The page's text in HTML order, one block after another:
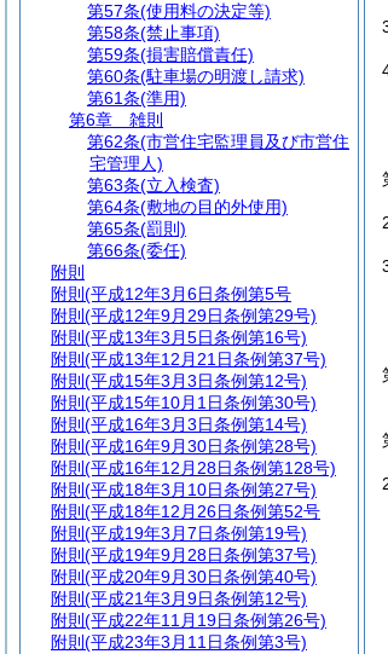
第57条(使用料の決定等)
第58条(禁止事項)
第59条(損害賠償責任)
第60条(駐車場の明渡し請求)
第61条(準用)
第6章
雑則
第62条(市営住宅監理員及び市営住
宅管理人)
第63条(立入検査)
第64条(敷地の目的外使用)
第65条(罰則)
第66条(委任)
附則
附則 (平成12年3月6日条例第5号
附則 (平成12年9月29日条例第29号)
附則 (平成13年3月5日条例第16号)
附則 (平成13年12月21日条例第37号)
附則 (平成15年3月3日条例第12号)
附則 (平成15年10月1日条例第30号)
附則 (平成16年3月3日条例第14号)
附則 (平成16年9月30日条例第28号)
附則 (平成16年12月28日条例第128号)
附則 (平成18年3月10日条例第27号)
附則 (平成18年12月26日条例第52号
附則 (平成19年3月7日条例第19号)
附則 (平成19年9月28日条例第37号)
附則 (平成20年9月30日条例第40号)
附則 (平成21年3月9日条例第12号)
附則 (平成22年11月19日条例第26号)
附則 (平成23年3月11日条例第3号)